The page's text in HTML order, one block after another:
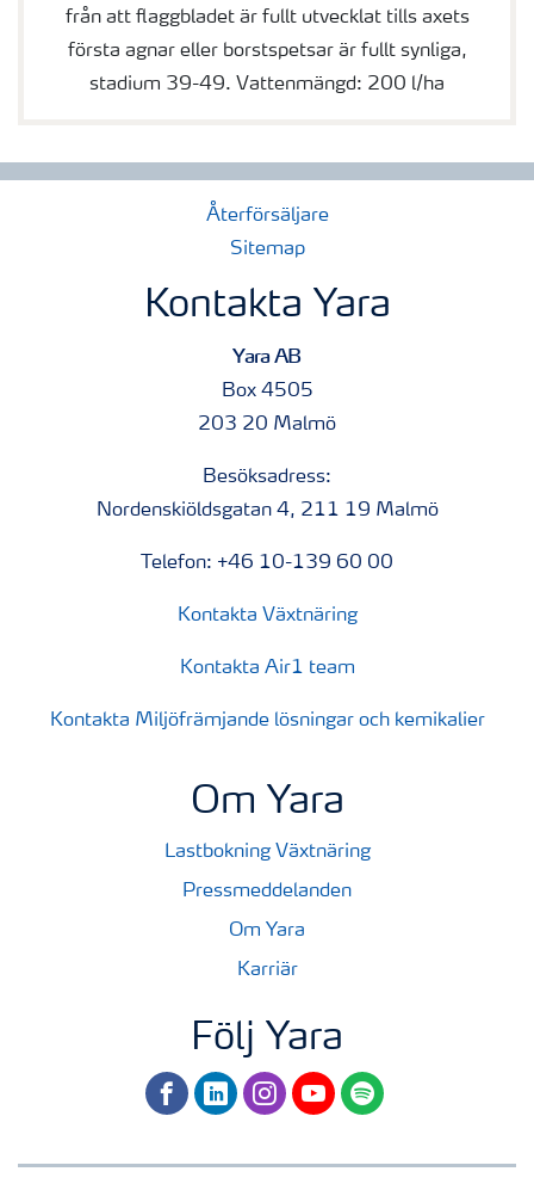
från att flaggbladet är fullt utvecklat tills axets
första agnar eller borstspetsar är fullt synliga,
stadium 39-49. Vattenmängd: 200 l/ha
Återförsäljare
Sitemap
Kontakta Yara
Yara AB
Box 4505
203 20 Malmö
Besöksadress:
Nordenskiöldsgatan 4, 211 19 Malmö
Telefon: +46 10-139 60 00
Kontakta Växtnäring
Kontakta Air1 team
Kontakta Miljöfrämjande lösningar och kemikalier
Om Yara
Lastbokning Växtnäring
Pressmeddelanden
Om Yara
Karriär
Följ Yara
facebooklinkedininstagram
youtubespotify